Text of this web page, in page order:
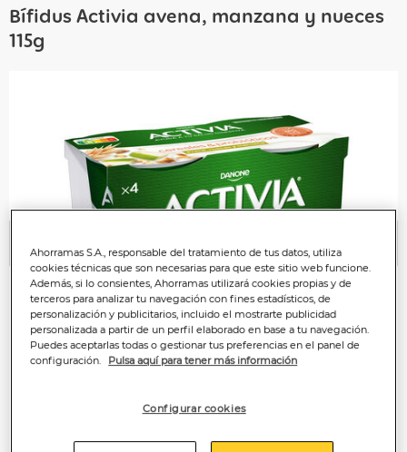
Bífidus Activia avena, manzana y nueces
115g
Anterior
Ahorramas S.A., responsable del tratamiento de tus datos, utiliza
cookies técnicas que son necesarias para que este sitio web funcione.
Además, si lo consientes, Ahorramas utilizará cookies propias y de
terceros para analizar tu navegación con fines estadísticos, de
personalización y publicitarios, incluido el mostrarte publicidad
personalizada a partir de un perfil elaborado en base a tu navegación.
Puedes aceptarlas todas o gestionar tus preferencias en el panel de
configuración.
Pulsa aquí para tener más información
Configurar cookies